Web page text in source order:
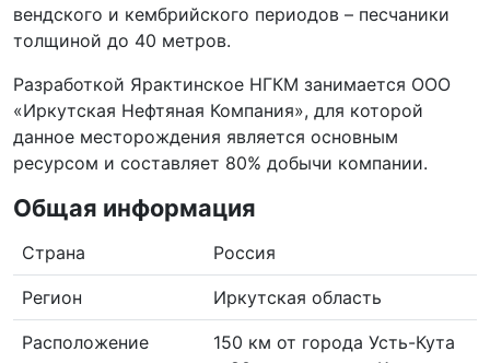
вендского и кембрийского периодов – песчаники
толщиной до 40 метров.
Разработкой Ярактинское НГКМ занимается ООО
«Иркутская Нефтяная Компания», для которой
данное месторождения является основным
ресурсом и составляет 80% добычи компании.
Общая информация
Страна Россия
Регион Иркутская область
Расположение
150 км от города Усть-Кута